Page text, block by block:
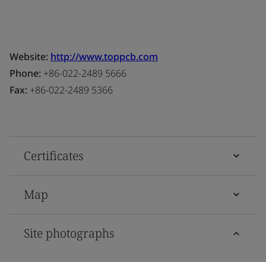
Website: http://www.toppcb.com
Phone: +86-022-2489 5666
Fax: +86-022-2489 5366
Certificates
Map
Site photographs